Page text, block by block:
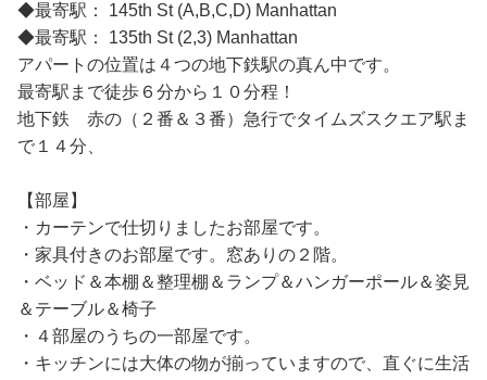
◆最寄駅： 145th St (A,B,C,D) Manhattan
◆最寄駅： 135th St (2,3) Manhattan
アパートの位置は４つの地下鉄駅の真ん中です。
最寄駅まで徒歩６分から１０分程！
地下鉄 赤の（２番＆３番）急行でタイムズスクエア駅ま
で１４分、
【部屋】
・カーテンで仕切りましたお部屋です。
・家具付きのお部屋です。窓ありの２階。
・ベッド＆本棚＆整理棚＆ランプ＆ハンガーポール＆姿見
＆テーブル＆椅子
・４部屋のうちの一部屋です。
・キッチンには大体の物が揃っていますので、直ぐに生活